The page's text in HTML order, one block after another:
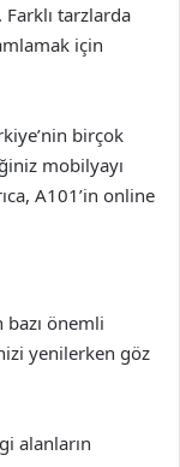
tarzlarda
için
birçok
mobilyayı
A101’in online
önemli
yenilerken göz
alanların